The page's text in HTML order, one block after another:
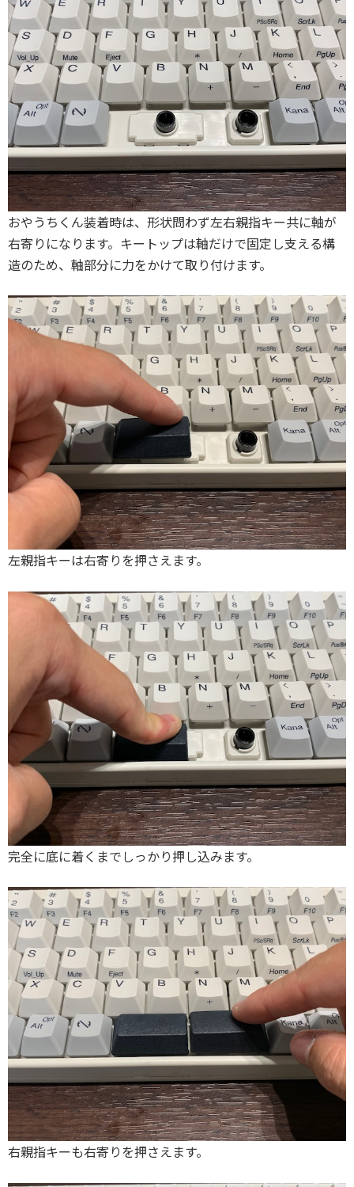
おやうちくん装着時は、形状問わず左右親指キー共に軸が
右寄りになります。キートップは軸だけで固定し支える構
造のため、軸部分に力をかけて取り付けます。
左親指キーは右寄りを押さえます。
完全に底に着くまでしっかり押し込みます。
右親指キーも右寄りを押さえます。